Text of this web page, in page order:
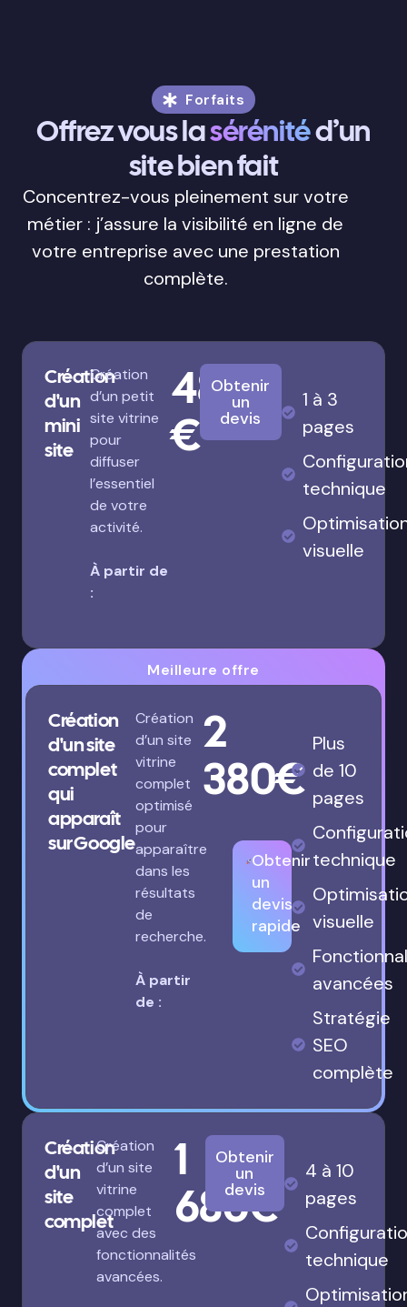
Forfaits
Offrez vous lasérénitéd’un
site bien fait
Concentrez-vous pleinement sur votre
métier : j’assure la visibilité en ligne de
votre entreprise avec une prestation
complète.
Création
d'un
mini
site
Création
d’un petit
site vitrine
pour
diffuser
l’essentiel
de votre
activité.
À partir de
:
480
€
Obtenir
un
devis
1 à 3
pages
technique
visuelle
Meilleure offre
Création
d'un site
complet
qui
apparaît
sur Google
Création
d’un site
vitrine
complet
optimisé
pour
apparaître
dans les
résultats
de
recherche.
À partir
de :
2
380€
Obtenir
un
devis
rapide
Plus
de 10
pages
technique
visuelle
avancées
Stratégie
SEO
complète
Création
d'un
site
complet
Création
d’un site
vitrine
complet
avec des
fonctionnalités
avancées.
1
680€
Obtenir
un
devis
4 à 10
pages
technique